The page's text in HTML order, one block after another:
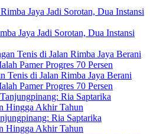
Jaya Jadi Sorotan, Dua Instansi
Tenis di Jalan Rimba Jaya Berani
Pamer Progres 70 Persen
Ria Saptarika
Hingga Akhir Tahun